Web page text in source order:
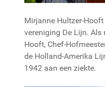
Mirjanne Hultzer-
vereniging De Lijn.
Hooft, Chef-
de Holland-Amerika
1942 aan een ziekte.